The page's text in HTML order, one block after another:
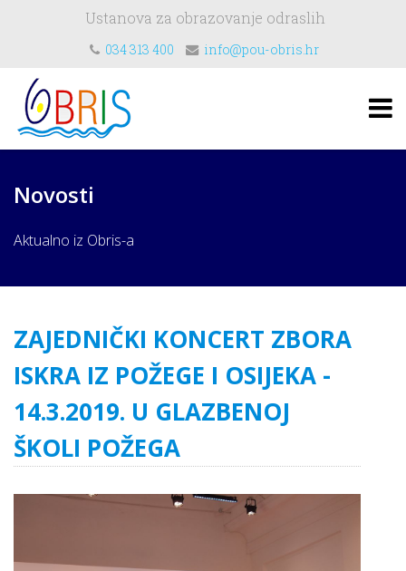
Ustanova za obrazovanje odraslih
034 313 400 info@pou-obris.hr
Novosti
Aktualno iz Obris-a
ZAJEDNIČKI KONCERT ZBORA
ISKRA IZ POŽEGE I OSIJEKA -
14.3.2019. U GLAZBENOJ
ŠKOLI POŽEGA